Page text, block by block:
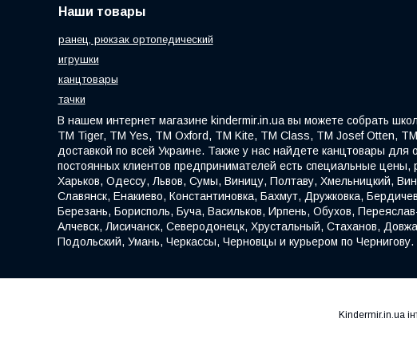
Наши товары
ранец, рюкзак ортопедический
игрушки
канцтовары
тачки
В нашем интернет магазине kindermir.in.ua вы можете собрать
ТМ Tiger, ТМ Yes, ТМ Oxford, ТМ Kite, ТМ Class, ТМ Josef Otten, ТМ
доставкой по всей Украине. Также у нас найдете канцтовары
постоянных клиентов предпринимателей есть специальные
Харьков, Одессу, Львов, Сумы, Виницу, Полтаву, Хмельницкий,
Славянск, Енакиево, Константиновка, Бахмут, Дружковка,
Березань, Борисполь, Буча, Васильков, Ирпень, Обухов,
Алчевск, Лисичанск, Северодонецк, Хрустальный, Стаханов,
Подольский, Умань, Черкассы, Черновцы и курьером по Чернигову.